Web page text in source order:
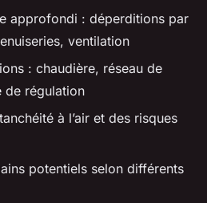
approfondi : déperditions par
ventilation
: chaudière, réseau de
de régulation
à l’air et des risques
potentiels selon différents